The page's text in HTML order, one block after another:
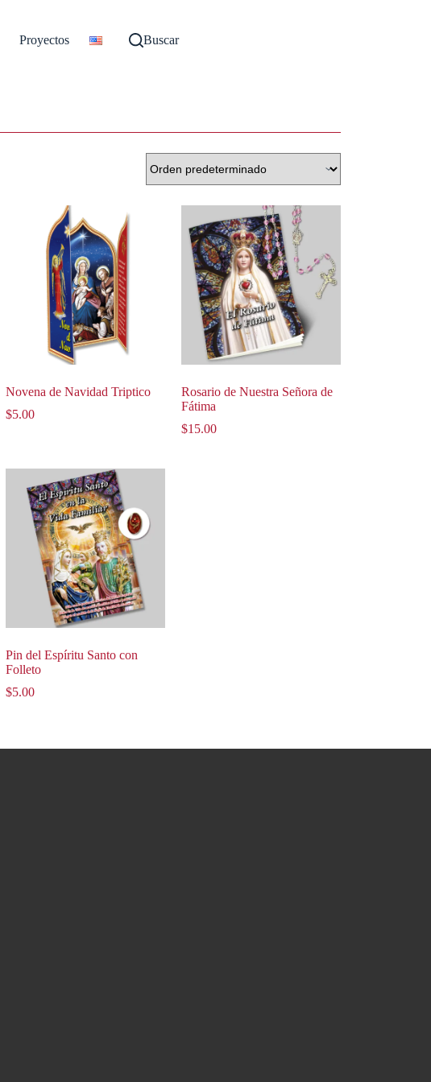
Proyectos Buscar
Novena de Navidad Triptico
$5.00
Rosario de Nuestra Señora de
Fátima
$15.00
Pin del Espíritu Santo con
Folleto
$5.00